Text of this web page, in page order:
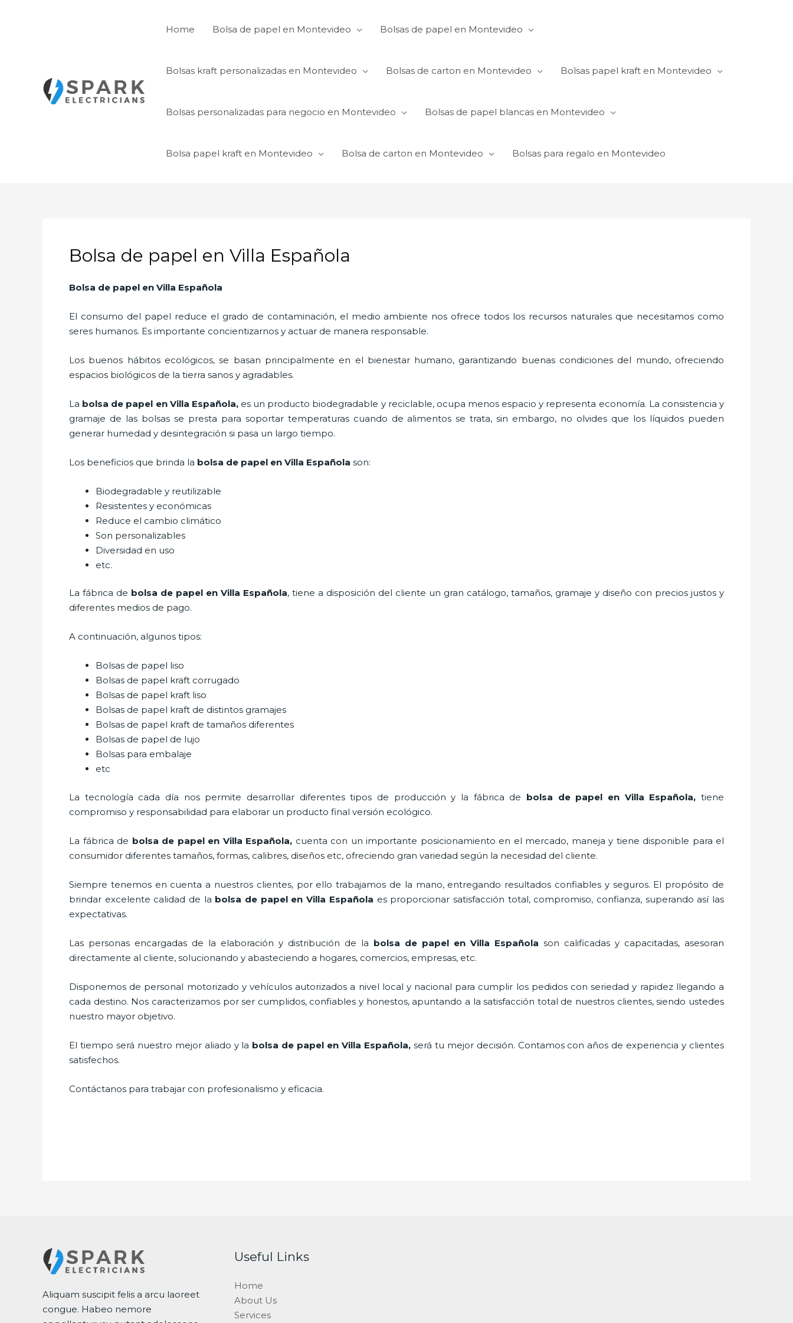
Home Bolsa de papel en Montevideo Bolsas de papel en Montevideo
Bolsas kraft personalizadas en Montevideo Bolsas de carton en Montevideo Bolsas papel kraft en Montevideo
Bolsas personalizadas para negocio en Montevideo Bolsas de papel blancas en Montevideo
Bolsa papel kraft en Montevideo Bolsa de carton en Montevideo Bolsas para regalo en Montevideo
Bolsa de papel en Villa Española
Bolsa de papel en Villa Española
El consumo del papel reduce el grado de contaminación, el medio ambiente nos ofrece todos los recursos naturales que necesitamos como
seres humanos. Es importante concientizarnos y actuar de manera responsable.
Los buenos hábitos ecológicos, se basan principalmente en el bienestar humano, garantizando buenas condiciones del mundo, ofreciendo
espacios biológicos de la tierra sanos y agradables.
La bolsa de papel en Villa Española, es un producto biodegradable y reciclable, ocupa menos espacio y representa economía. La consistencia y
gramaje de las bolsas se presta para soportar temperaturas cuando de alimentos se trata, sin embargo, no olvides que los líquidos pueden
generar humedad y desintegración si pasa un largo tiempo.
Los beneficios que brinda la bolsa de papel en Villa Española son:
Biodegradable y reutilizable
Resistentes y económicas
Reduce el cambio climático
Son personalizables
Diversidad en uso
etc.
La fábrica de bolsa de papel en Villa Española, tiene a disposición del cliente un gran catálogo, tamaños, gramaje y diseño con precios justos y
diferentes medios de pago.
A continuación, algunos tipos:
Bolsas de papel liso
Bolsas de papel kraft corrugado
Bolsas de papel kraft liso
Bolsas de papel kraft de distintos gramajes
Bolsas de papel kraft de tamaños diferentes
Bolsas de papel de lujo
Bolsas para embalaje
etc
La tecnología cada día nos permite desarrollar diferentes tipos de producción y la fábrica de bolsa de papel en Villa Española, tiene
compromiso y responsabilidad para elaborar un producto final versión ecológico.
La fábrica de bolsa de papel en Villa Española, cuenta con un importante posicionamiento en el mercado, maneja y tiene disponible para el
consumidor diferentes tamaños, formas, calibres, diseños etc, ofreciendo gran variedad según la necesidad del cliente.
Siempre tenemos en cuenta a nuestros clientes, por ello trabajamos de la mano, entregando resultados confiables y seguros. El propósito de
brindar excelente calidad de la bolsa de papel en Villa Española es proporcionar satisfacción total, compromiso, confianza, superando así las
expectativas.
Las personas encargadas de la elaboración y distribución de la bolsa de papel en Villa Española son calificadas y capacitadas, asesoran
directamente al cliente, solucionando y abasteciendo a hogares, comercios, empresas, etc.
Disponemos de personal motorizado y vehículos autorizados a nivel local y nacional para cumplir los pedidos con seriedad y rapidez llegando a
cada destino. Nos caracterizamos por ser cumplidos, confiables y honestos, apuntando a la satisfacción total de nuestros clientes, siendo ustedes
nuestro mayor objetivo.
El tiempo será nuestro mejor aliado y la bolsa de papel en Villa Española, será tu mejor decisión. Contamos con años de experiencia y clientes
satisfechos.
Contáctanos para trabajar con profesionalismo y eficacia.
Aliquam suscipit felis a arcu laoreet
congue. Habeo nemore
Useful Links
Home
About Us
Services